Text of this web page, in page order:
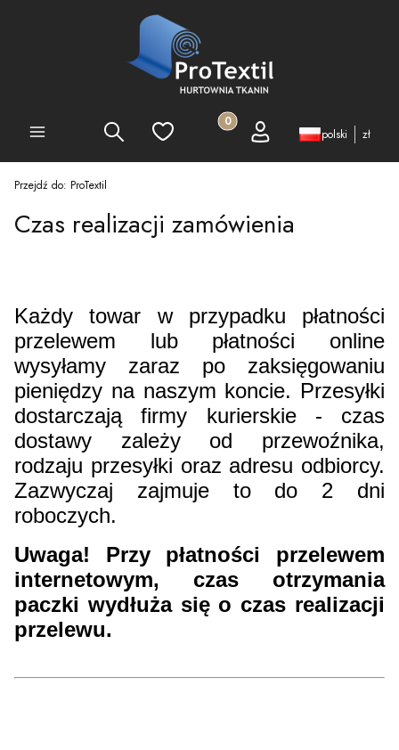
PEŁNA OFERTA Szukaj Ulubione Produkty w koszyku: 0. Zobacz
Koszyk Zaloguj się polski zł
Przejdź do: ProTextil
Czas realizacji zamówienia
Każdy towar w przypadku płatności
przelewem lub płatności online
wysyłamy zaraz po zaksięgowaniu
pieniędzy na naszym koncie. Przesyłki
dostarczają firmy kurierskie - czas
dostawy zależy od przewoźnika,
rodzaju przesyłki oraz adresu odbiorcy.
Zazwyczaj zajmuje to do 2 dni
roboczych.
Uwaga! Przy płatności przelewem
internetowym, czas otrzymania
paczki wydłuża się o czas realizacji
przelewu.